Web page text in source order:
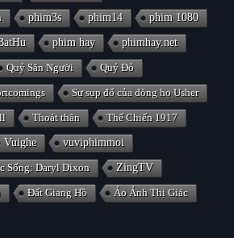
phim3s phim14 phim 1080
phim hay phimhay.net
Quỷ Săn Người Quỷ Đỏ
Sự sụp đổ của dòng họ Usher
Thoát thân Thế Chiến 1917
Vuighe vuviphimmoi
Sống: Daryl Dixon ZingTV
Đất Giang Hồ Ảo Ảnh Thị Giác